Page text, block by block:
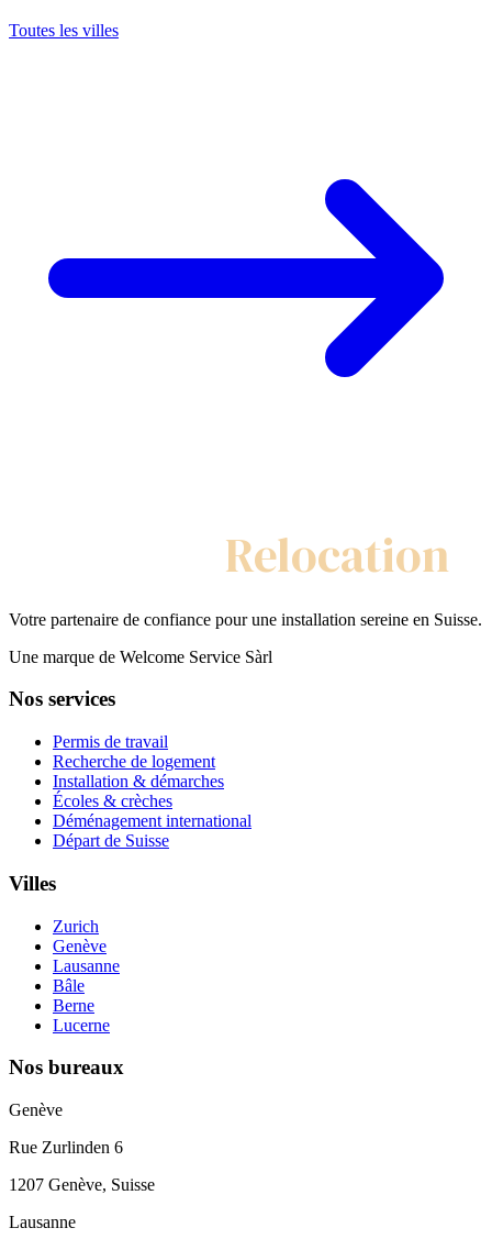
Toutes les villes
Relocation
Votre partenaire de confiance pour une installation sereine en Suisse.
Une marque de Welcome Service Sàrl
Nos services
Permis de travail
Recherche de logement
Installation & démarches
Écoles & crèches
Déménagement international
Départ de Suisse
Villes
Zurich
Genève
Lausanne
Bâle
Berne
Lucerne
Nos bureaux
Genève
Rue Zurlinden 6
1207 Genève, Suisse
Lausanne